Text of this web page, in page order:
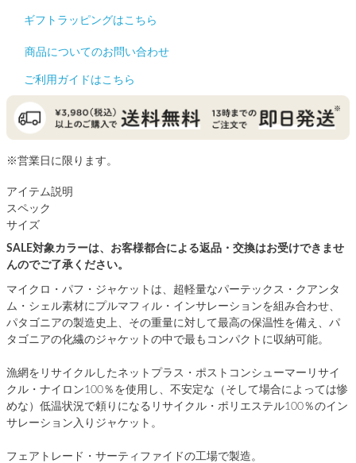
ギフトラッピングはこちら
商品についてのお問い合わせ
ご利用ガイドはこちら
※営業日に限ります。
アイテム説明
スペック
サイズ
SALE対象カラーは、お客様都合による返品・交換はお受けできませ
んのでご了承ください。
マイクロ・パフ・ジャケットは、超軽量なパーテックス・クアンタ
ム・シェル素材にプルマフィル・インサレーションを組み合わせ、
パタゴニアの製造史上、その重量に対して最高の保温性を備え、パ
タゴニアの化繊のジャケットの中で最もコンパクトに収納可能。
漁網をリサイクルしたネットプラス・ポストコンシューマーリサイ
クル・ナイロン100％を使用し、不安定な（そして場合によっては惨
めな）低温状況で頼りになるリサイクル・ポリエステル100％のイン
サレーション入りジャケット。
フェアトレード・サーティファイドの工場で製造。